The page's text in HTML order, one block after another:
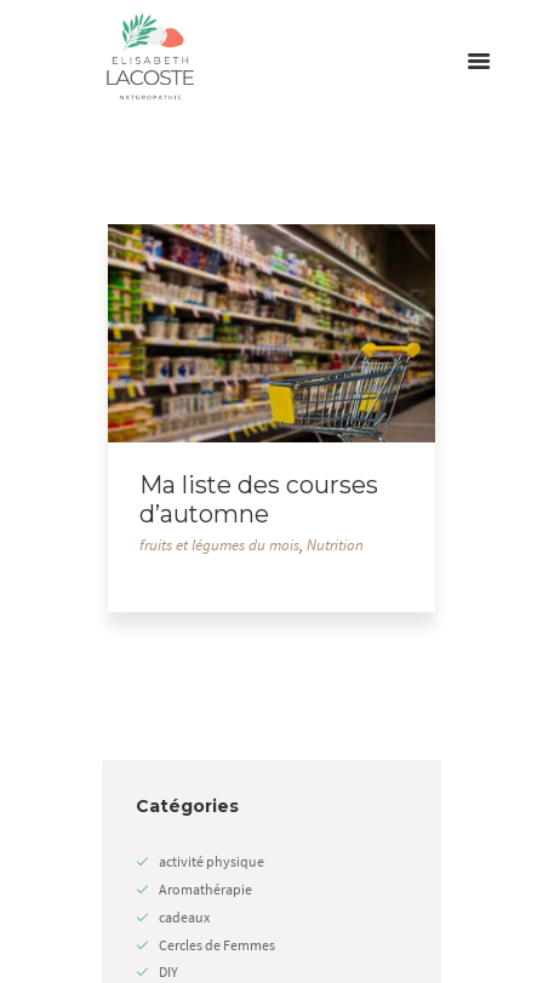
Ma liste des courses
d’automne
fruits et légumes du mois,Nutrition
Catégories
activité physique
Aromathérapie
cadeaux
Cercles de Femmes
DIY